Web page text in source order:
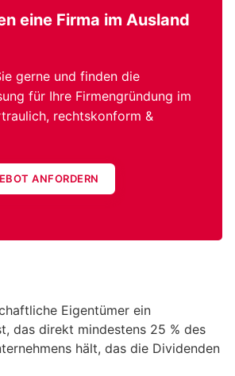
eine Firma im Ausland
gerne und finden die
für Ihre Firmengründung im
rechtskonform &
ANFORDERN
Eigentümer ein
das direkt mindestens 25 % des
hält, das die Dividenden